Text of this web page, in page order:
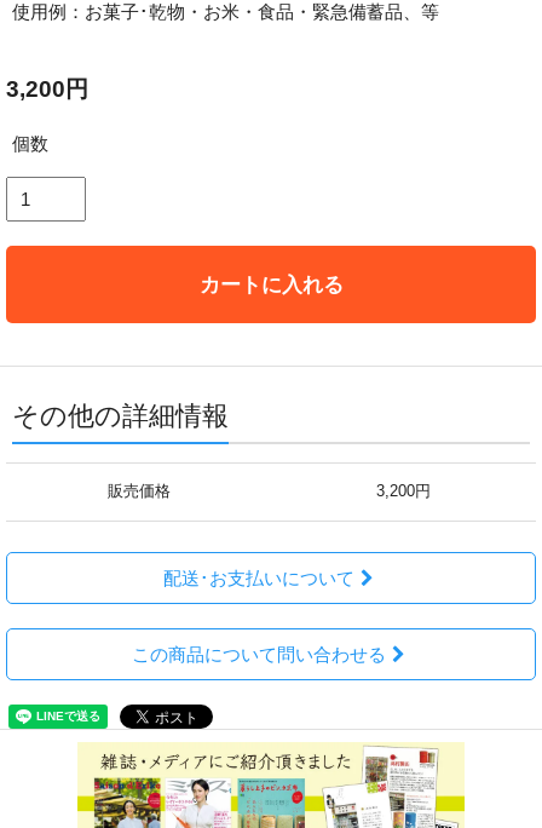
使用例：お菓子･乾物・お米・食品・緊急備蓄品、等
3,200円
個数
カートに入れる
その他の詳細情報
販売価格 3,200円
配送･お支払いについて
この商品について問い合わせる